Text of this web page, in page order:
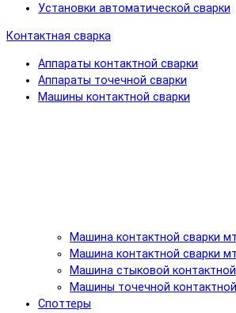
Установки автоматической сварки
Контактная сварка
Аппараты контактной сварки
Аппараты точечной сварки
Машины контактной сварки
Машина контактной сварки мт
Машина контактной сварки
Машина стыковой
Машины точечной
Споттеры